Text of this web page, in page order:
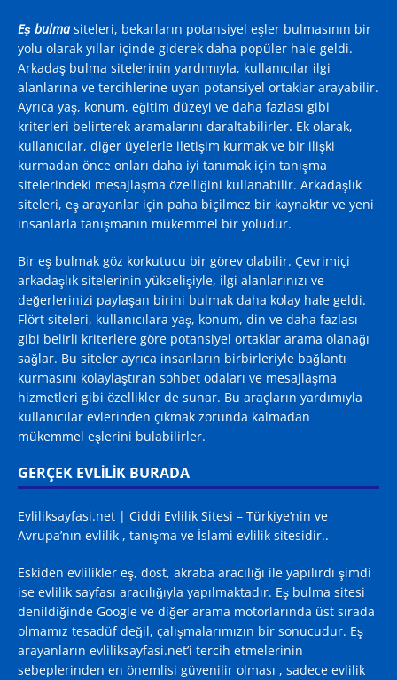
Eş bulmasiteleri, bekarların potansiyel eşler bulmasının bir
yolu olarak yıllar içinde giderek daha popüler hale geldi.
Arkadaş bulma sitelerinin yardımıyla, kullanıcılar ilgi
alanlarına ve tercihlerine uyan potansiyel ortaklar arayabilir.
Ayrıca yaş, konum, eğitim düzeyi ve daha fazlası gibi
kriterleri belirterek aramalarını daraltabilirler. Ek olarak,
kullanıcılar, diğer üyelerle iletişim kurmak ve bir ilişki
kurmadan önce onları daha iyi tanımak için tanışma
sitelerindeki mesajlaşma özelliğini kullanabilir. Arkadaşlık
siteleri, eş arayanlar için paha biçilmez bir kaynaktır ve yeni
insanlarla tanışmanın mükemmel bir yoludur.
Bir eş bulmak göz korkutucu bir görev olabilir. Çevrimiçi
arkadaşlık sitelerinin yükselişiyle, ilgi alanlarınızı ve
değerlerinizi paylaşan birini bulmak daha kolay hale geldi.
Flört siteleri, kullanıcılara yaş, konum, din ve daha fazlası
gibi belirli kriterlere göre potansiyel ortaklar arama olanağı
sağlar. Bu siteler ayrıca insanların birbirleriyle bağlantı
kurmasını kolaylaştıran sohbet odaları ve mesajlaşma
hizmetleri gibi özellikler de sunar. Bu araçların yardımıyla
kullanıcılar evlerinden çıkmak zorunda kalmadan
mükemmel eşlerini bulabilirler.
GERÇEK EVLİLİK BURADA
Evliliksayfasi.net | Ciddi Evlilik Sitesi – Türkiye’nin ve
Avrupa’nın evlilik , tanışma ve İslami evlilik sitesidir..
Eskiden evlilikler eş, dost, akraba aracılığı ile yapılırdı şimdi
ise evlilik sayfası aracılığıyla yapılmaktadır. Eş bulma sitesi
denildiğinde Google ve diğer arama motorlarında üst sırada
olmamız tesadüf değil, çalışmalarımızın bir sonucudur. Eş
arayanların evliliksayfasi.net’i tercih etmelerinin
sebeplerinden en önemlisi güvenilir olması , sadece evlilik